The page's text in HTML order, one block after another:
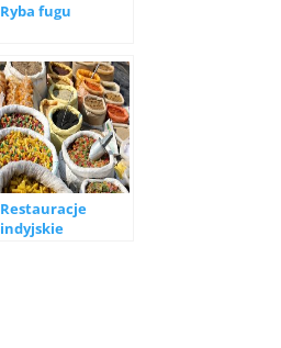
Ryba fugu
Restauracje
indyjskie